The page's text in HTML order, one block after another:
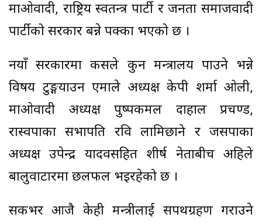
माओवादी, राष्ट्रिय स्वतन्त्र पार्टी र जनता समाजवादी
पार्टीको सरकार बन्ने पक्का भएको छ ।
नयाँ सरकारमा कसले कुन मन्त्रालय पाउने भन्ने
विषय टुङ्गयाउन एमाले अध्यक्ष केपी शर्मा ओली,
माओवादी अध्यक्ष पुष्पकमल दाहाल प्रचण्ड,
रास्वपाका सभापति रवि लामिछाने र जसपाका
अध्यक्ष उपेन्द्र यादवसहित शीर्ष नेताबीच अहिले
बालुवाटारमा छलफल भइरहेको छ ।
सकभर आजै केही मन्त्रीलाई सपथग्रहण गराउने